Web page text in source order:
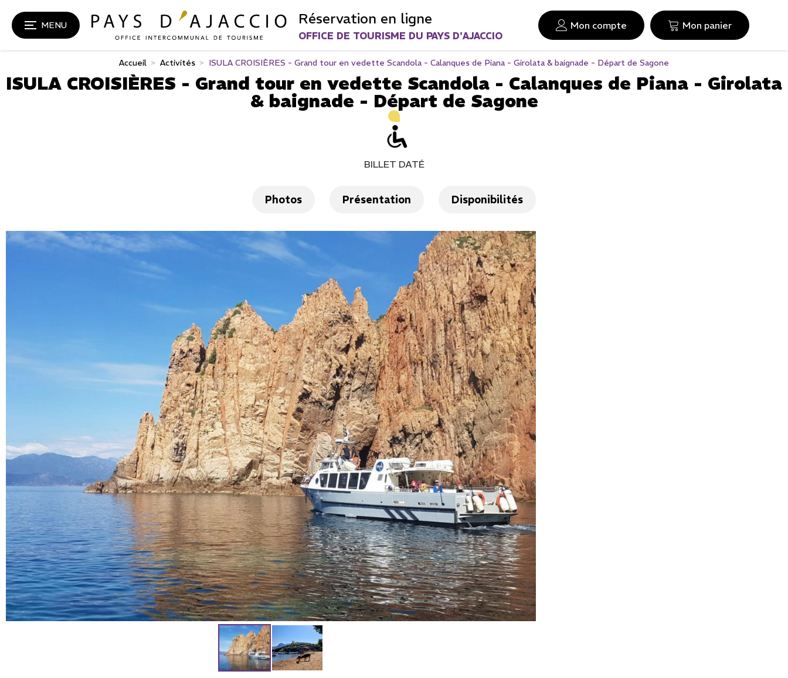
MENU Réservation en ligne
OFFICE DE TOURISME DU PAYS D'AJACCIO
Mon compte Mon panier
Accueil > Activités > ISULA CROISIÈRES - Grand tour en vedette Scandola - Calanques de Piana - Girolata & baignade - Départ de Sagone
ISULA CROISIÈRES - Grand tour en vedette Scandola - Calanques de Piana - Girolata
& baignade - Départ de Sagone
BILLET DATÉ
Photos Présentation Disponibilités